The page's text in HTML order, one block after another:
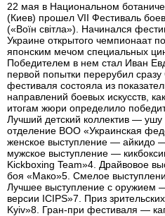
22 мая в Национальном
(Киев) прошел VII Фестиваль
(«Воїн світла»). Начинался
Украине открытого чемпионаат
японским мечом специальных
Победителем в нем стал Иван
первой попытки перерубил
фестиваля состояла из
направлений боевых искусств,
итогам жюри определило
Лучший детский коллектив —
отделение ВОО «Украинская
женское выступление — айкидо
мужское выступление —
Kickboxing Team»4. Драйвовое
боя «Мако»5. Смелое
Лучшее выступление с оружием
версии ICIPS»7. Приз
Kyiv»8. Гран-при фестиваля —